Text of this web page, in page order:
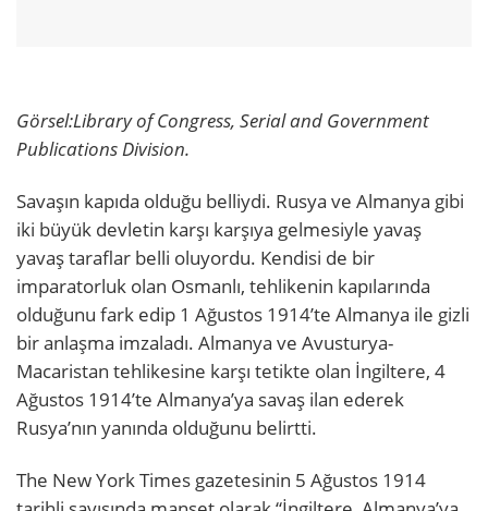
Görsel:Library of Congress, Serial and Government
Publications Division.
Savaşın kapıda olduğu belliydi. Rusya ve Almanya gibi
iki büyük devletin karşı karşıya gelmesiyle yavaş
yavaş taraflar belli oluyordu. Kendisi de bir
imparatorluk olan Osmanlı, tehlikenin kapılarında
olduğunu fark edip 1 Ağustos 1914’te Almanya ile gizli
bir anlaşma imzaladı. Almanya ve Avusturya-
Macaristan tehlikesine karşı tetikte olan İngiltere, 4
Ağustos 1914’te Almanya’ya savaş ilan ederek
Rusya’nın yanında olduğunu belirtti.
The New York Times gazetesinin 5 Ağustos 1914